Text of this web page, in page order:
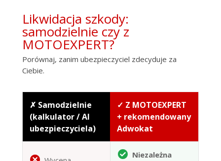
Likwidacja szkody:
samodzielnie czy z
MOTOEXPERT?
Porównaj, zanim ubezpieczyciel zdecyduje za
Ciebie.
✗ Samodzielnie
(kalkulator / AI
ubezpieczyciela)
✓ Z MOTOEXPERT
+ rekomendowany
Adwokat
Niezależna